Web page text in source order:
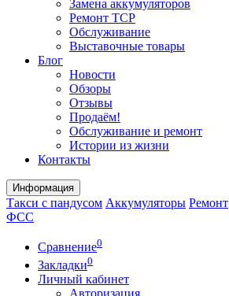
Замена аккумуляторов
Ремонт ТСР
Обслуживание
Выставочные товары
Блог
Новости
Обзоры
Отзывы
Продаём!
Обслуживание и ремонт
Истории из жизни
Контакты
Информация
Такси с пандусом Аккумуляторы Ремонт
ФСС
Сравнение0
Закладки0
Личный кабинет
Авторизация